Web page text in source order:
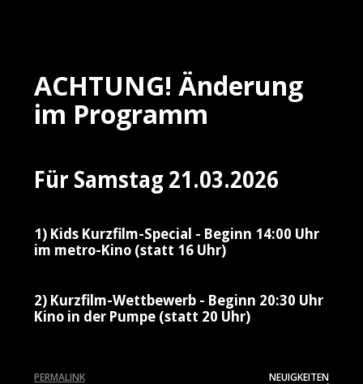
ACHTUNG! Änderung
im Programm
Für Samstag 21.03.2026
1) Kids Kurzfilm-Special - Beginn 14:00 Uhr
im metro-Kino (statt 16 Uhr)
2) Kurzfilm-Wettbewerb - Beginn 20:30 Uhr
Kino in der Pumpe (statt 20 Uhr)
NEUIGKEITEN
PERMALINK